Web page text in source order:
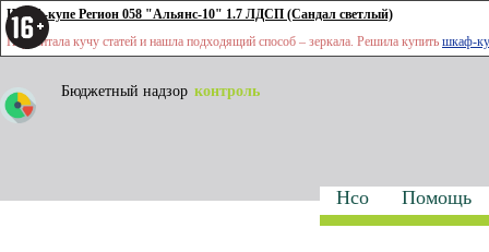
Шкаф-купе Регион 058 "Альянс-10" 1.7 ЛДСП (Сандал светлый)
Перечитала кучу статей и нашла подходящий способ – зеркала. Решила купить шкаф-
Нсо Помощь
Бюджетный надзор контроль